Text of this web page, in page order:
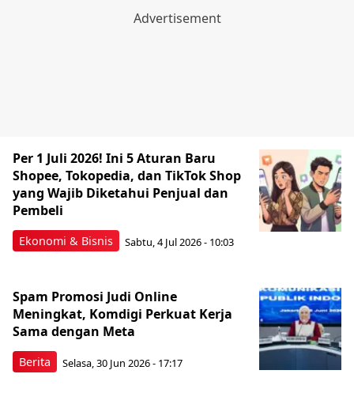
Ekonomi & Bisnis
Per 1 Juli 2026! Ini 5 Aturan Baru
Shopee, Tokopedia, dan TikTok Shop
yang Wajib Diketahui Penjual dan
Pembeli
Sabtu, 4 Jul 2026 - 10:03
Berita
Spam Promosi Judi Online
Meningkat, Komdigi Perkuat Kerja
Sama dengan Meta
Selasa, 30 Jun 2026 - 17:17